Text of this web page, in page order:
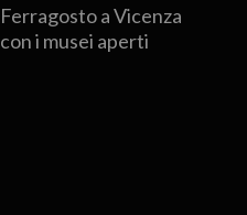
Ferragosto a Vicenza
con i musei aperti